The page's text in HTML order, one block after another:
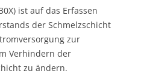
ist auf das Erfassen
der Schmelzschicht
zur
Verhindern der
zu ändern.